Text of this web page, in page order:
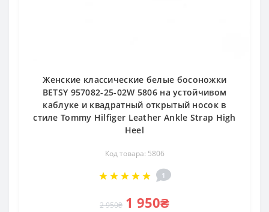
Женские классические белые босоножки
BETSY 957082-25-02W 5806 на устойчивом
каблуке и квадратный открытый носок в
стиле Tommy Hilfiger Leather Ankle Strap High
Heel
Код товара: 5806
1
2 950₴ 1 950₴